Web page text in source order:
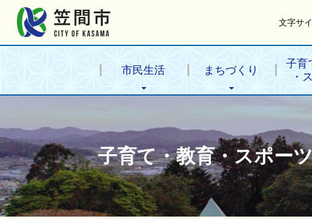
文字サ
市民生活 まちづくり
子育
・
子育て・教育・スポー